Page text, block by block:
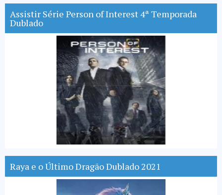
Assistir Série Person of Interest 4ª Temporada
Dublado
Raya e o Último Dragão Dublado 2021